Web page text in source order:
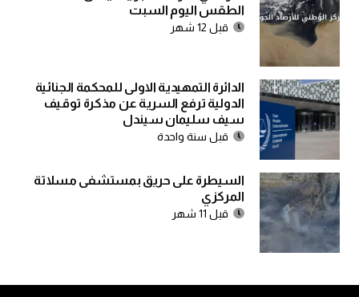
الطقس اليوم السبت
قبل 12 شهر
الدائرة التمهيدية الاولى للمحكمة الجنائية
الدولية ترفع السرية عن مذكرة توقيف
سيف سليمان سيندل
قبل سنة واحدة
السيطرة على حريق بمستشفى مسلاتة
المركزي
قبل 11 شهر